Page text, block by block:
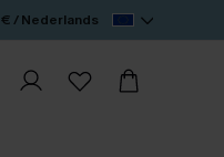
€ / Nederlands